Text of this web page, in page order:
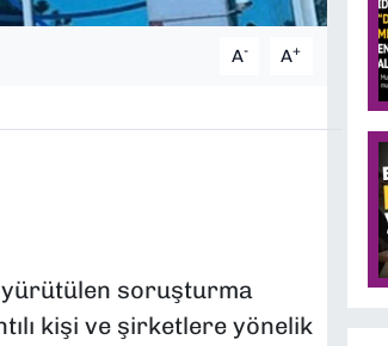
A- A+
yürütülen soruşturma
kişi ve şirketlere yönelik